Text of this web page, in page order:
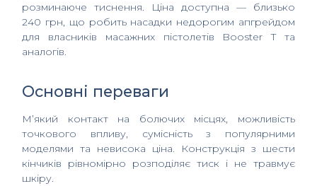
розминаючe тиснення. Ціна доступна — близько
240 грн, що робить насадки недорогим апгрейдом
для власників масажних пістолетів Booster T та
аналогів.
Основні переваги
М’який контакт на болючих місцях, можливість
точкового впливу, сумісність з популярними
моделями та невисока ціна. Конструкція з шести
кінчиків рівномірно розподіляє тиск і не травмує
шкіру.